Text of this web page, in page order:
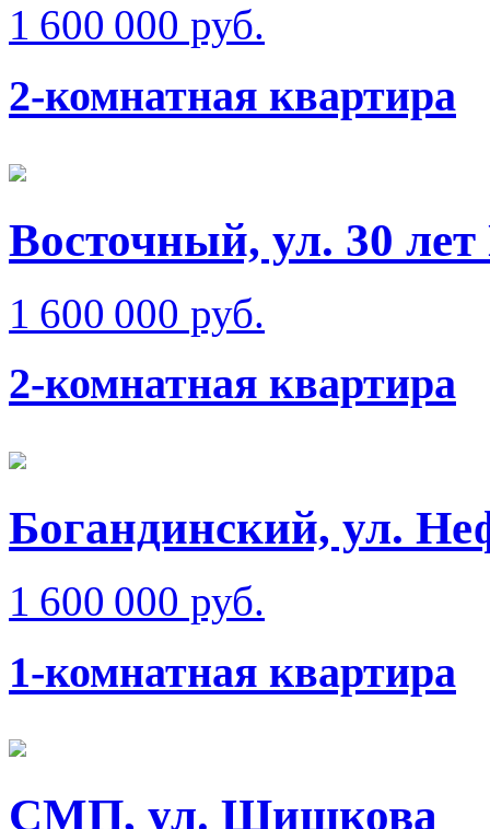
1 600 000 руб.
2-комнатная квартира
Восточный, ул. 30
1 600 000 руб.
2-комнатная квартира
Богандинский, ул.
1 600 000 руб.
1-комнатная квартира
СМП, ул. Шишкова